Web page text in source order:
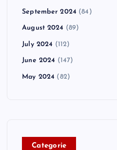
September 2024 (84)
August 2024 (89)
July 2024 (112)
June 2024 (147)
May 2024 (82)
Categorie